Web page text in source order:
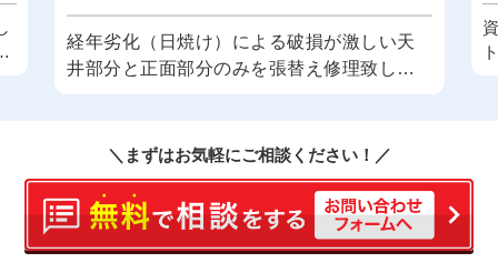
経年劣化（日焼け）による破損が激しい天
井部分と正面部分のみを張替え修理致しま
え価格が安く済むのが特徴です。シートキ
ャップ施工となります。
大型ですが骨組みにシートを張るだけの軽
量かつシンプルな構造。
短納期・低コストを実現できた、魅力的な
＼まずはお気軽にご相談ください！／